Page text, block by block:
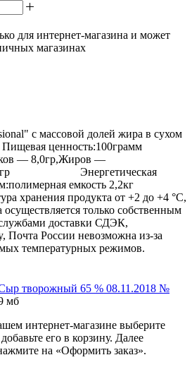
для интернет-магазина и может
магазинах
с массовой долей жира в сухом
ценность:100грамм
— 8,0гр,Жиров —
3,5 гр Энергетическая
емкость 2,2кг
хранения продукта от +2 до +4 °С,
осуществляется только собственным
доставки СДЭК,
Почта России невозможна из-за
температурных режимов.
творожный 65 % 08.11.2018 №
мб
интернет-магазине выберите
его в корзину. Далее
на «Оформить заказ».